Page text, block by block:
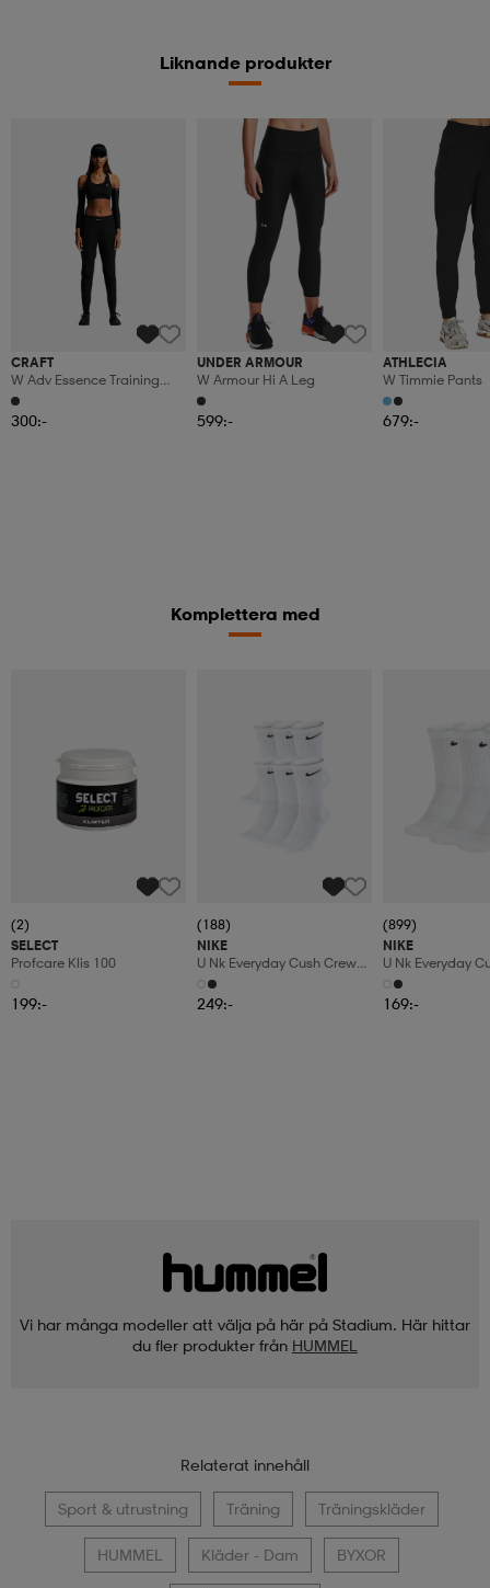
Liknande produkter
CRAFT
W Adv Essence Training
Pants 2
300:-
UNDER ARMOUR
W Armour Hi A Leg
599:-
ATHLECIA
W Timmie Pants
679:-
Komplettera med
(2)
SELECT
Profcare Klis 100
199:-
(188)
NIKE
U Nk Everyday Cush Crew
6pr-Bd
249:-
(899)
NIKE
U Nk Everyday
3pr
169:-
Vi har många modeller att välja på här på Stadium. Här hittar
du fler produkter från HUMMEL
Relaterat innehåll
Sport & utrustning Träning Träningskläder
HUMMEL Kläder - Dam BYXOR